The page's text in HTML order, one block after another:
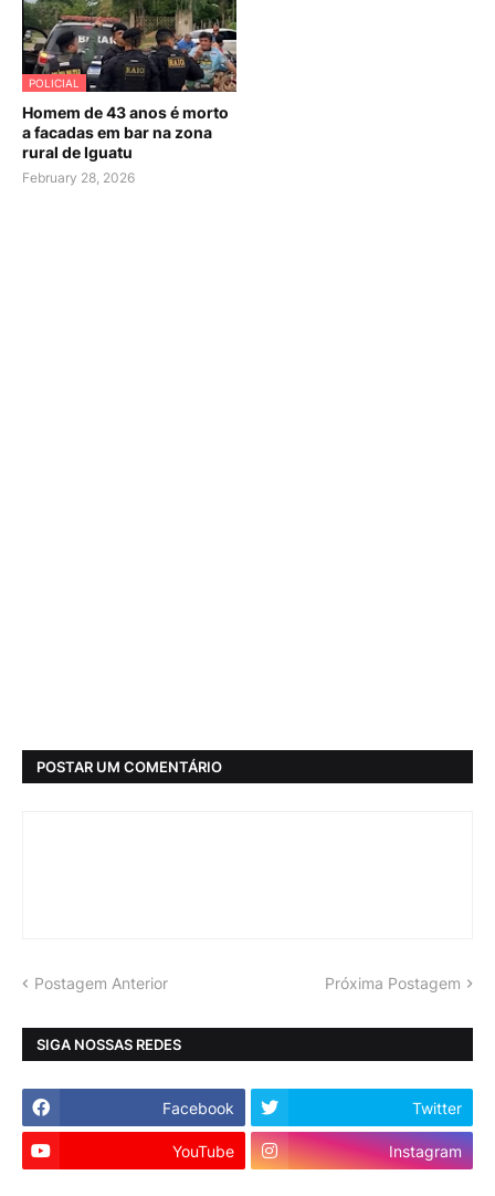
POLICIAL
Homem de 43 anos é morto
a facadas em bar na zona
rural de Iguatu
February 28, 2026
POSTAR UM COMENTÁRIO
Postagem Anterior Próxima Postagem
SIGA NOSSAS REDES
Facebook Twitter
YouTube Instagram